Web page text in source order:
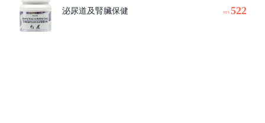
NT$ 522
泌尿道及腎臟保健